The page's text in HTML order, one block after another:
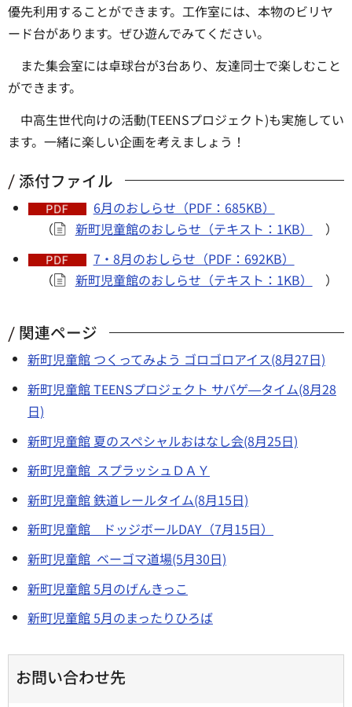
優先利用することができます。工作室には、本物のビリヤ
ード台があります。ぜひ遊んでみてください。
また集会室には卓球台が3台あり、友達同士で楽しむこと
ができます。
中高生世代向けの活動(TEENSプロジェクト)も実施してい
ます。一緒に楽しい企画を考えましょう！
添付ファイル
6月のおしらせ（PDF：685KB）
（
新町児童館のおしらせ（テキスト：1KB）
）
7・8月のおしらせ（PDF：692KB）
（
新町児童館のおしらせ（テキスト：1KB） ）
関連ページ
新町児童館 つくってみよう ゴロゴロアイス(8月27日)
新町児童館 TEENSプロジェクト サバゲ―タイム(8月28
日)
新町児童館 夏のスペシャルおはなし会(8月25日)
新町児童館 スプラッシュＤＡＹ
新町児童館 鉄道レールタイム(8月15日)
新町児童館 ドッジボールDAY（7月15日）
新町児童館 ベーゴマ道場(5月30日)
新町児童館 5月のげんきっこ
新町児童館 5月のまったりひろば
お問い合わせ先